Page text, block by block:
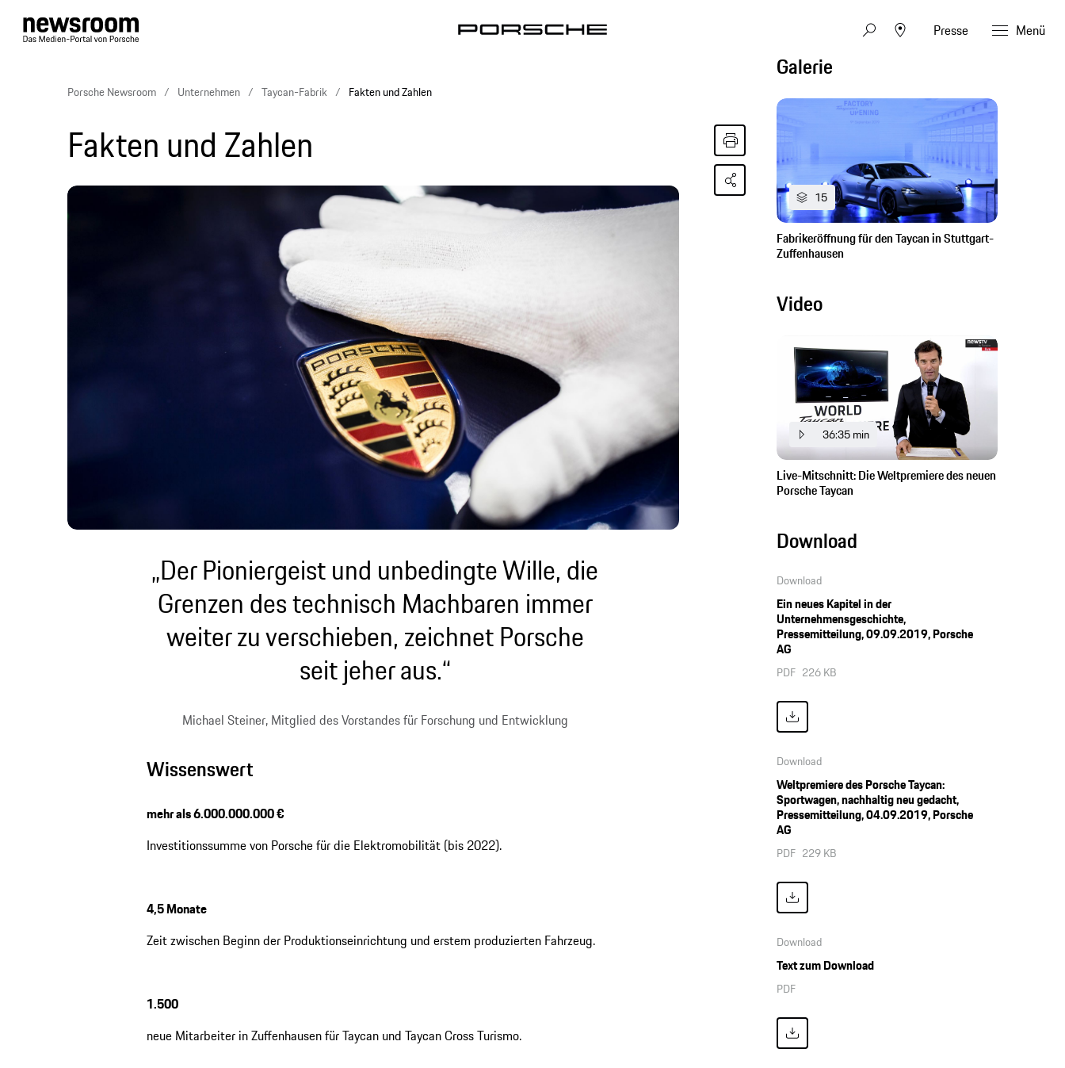
Presse Menü
Porsche Newsroom Unternehmen Taycan-Fabrik Fakten und Zahlen
Fakten und Zahlen
„Der Pioniergeist und unbedingte Wille, die
Grenzen des technisch Machbaren immer
weiter zu verschieben, zeichnet Porsche
seit jeher aus.“
Michael Steiner, Mitglied des Vorstandes für Forschung und Entwicklung
Wissenswert
mehr als 6.000.000.000 €
Investitionssumme von Porsche für die Elektromobilität (bis 2022).
4,5 Monate
Zeit zwischen Beginn der Produktionseinrichtung und erstem produzierten Fahrzeug.
1.500
neue Mitarbeiter in Zuffenhausen für Taycan und Taycan Cross Turismo.
Galerie
15
Fabrikeröffnung für den Taycan in Stuttgart-
Zuffenhausen
Video
36:35 min
Live-Mitschnitt: Die Weltpremiere des neuen
Porsche Taycan
Download
Download
Ein neues Kapitel in der
Unternehmensgeschichte,
Pressemitteilung, 09.09.2019, Porsche
AG
PDF 226 KB
Download
Weltpremiere des Porsche Taycan:
Sportwagen, nachhaltig neu gedacht,
Pressemitteilung, 04.09.2019, Porsche
AG
PDF 229 KB
Download
Text zum Download
PDF